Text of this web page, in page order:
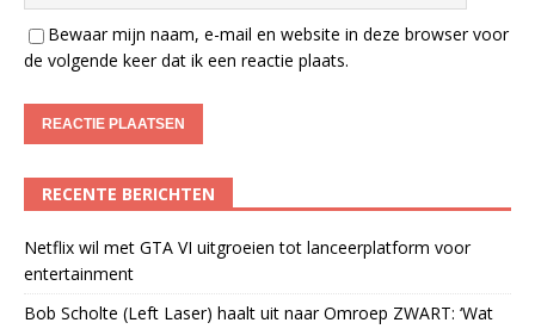
Bewaar mijn naam, e-mail en website in deze browser voor
de volgende keer dat ik een reactie plaats.
RECENTE BERICHTEN
Netflix wil met GTA VI uitgroeien tot lanceerplatform voor
entertainment
Bob Scholte (Left Laser) haalt uit naar Omroep ZWART: ‘Wat